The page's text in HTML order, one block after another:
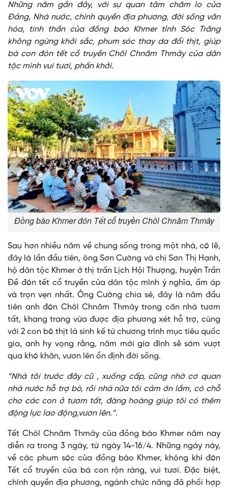
Những năm gần đây, với sự quan tâm chăm lo của
Đảng, Nhà nước, chính quyền địa phương, đời sống văn
hóa, tinh thần của đồng bào Khmer tỉnh Sóc Trăng
không ngừng khởi sắc, phum sóc thay da đổi thịt, giúp
bà con đón tết cổ truyền Chôl Chnăm Thmây của dân
tộc mình vui tươi, phấn khởi.
Đồng bào Khmer đón Tết cổ truyền Chôl Chnăm Thmây
Sau hơn nhiều năm về chung sống trong một nhà, có lẽ,
đây là lần đầu tiên, ông Sơn Cường và chị Sơn Thị Hạnh,
hộ dân tộc Khmer ở thị trấn Lịch Hội Thượng, huyện Trần
Đề đón tết cổ truyền của dân tộc mình ý nghĩa, ấm áp
và trọn vẹn nhất. Ông Cường chia sẻ, đây là năm đầu
tiên anh đón Chôl Chnăm Thmây trong căn nhà tươm
tất, khang trang vừa được địa phương xét hỗ trợ, cùng
với 2 con bò thịt là sinh kế từ chương trình mục tiêu quốc
gia, anh hy vọng rằng, năm mới gia đình sẽ sớm vượt
qua khó khăn, vươn lên ổn định đời sống.
“Nhà tôi trước đây cũ , xuống cấp, cũng nhờ cơ quan
nhà nước hỗ trợ bò, rồi nhà nữa tôi cảm ớn lắm, có chỗ
cho các con ở tươm tất, đàng hoàng giúp tôi có thêm
động lực lao động,vươn lên.”.
Tết Chôl Chnăm Thmây của đồng bào Khmer năm nay
diễn ra trong 3 ngày, từ ngày 14-16/4. Những ngày này,
về các phum sóc của đồng bào Khmer, không khí đón
Tết cổ truyền của bà con rộn ràng, vui tươi. Đặc biệt,
chính quyền địa phương, ngành chức năng đã phối hợp